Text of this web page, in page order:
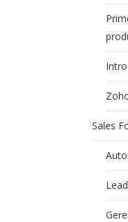
Sales